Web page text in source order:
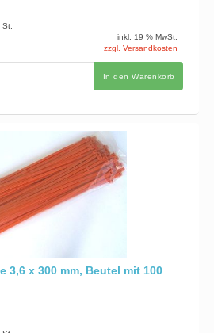
inkl. 19 % MwSt.
zzgl. Versandkosten
In den Warenkorb
3,6 x 300 mm, Beutel mit 100